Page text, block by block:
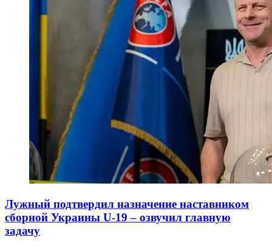
Лужный подтвердил назначение наставником
сборной Украины U-19 – озвучил главную
задачу